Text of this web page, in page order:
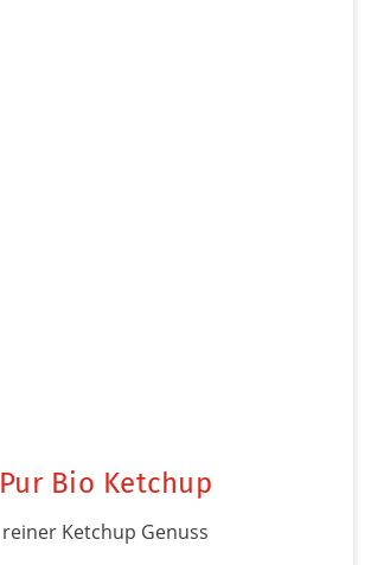
Pur Bio Ketchup
reiner Ketchup Genuss